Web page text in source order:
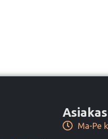
Ma-Pe